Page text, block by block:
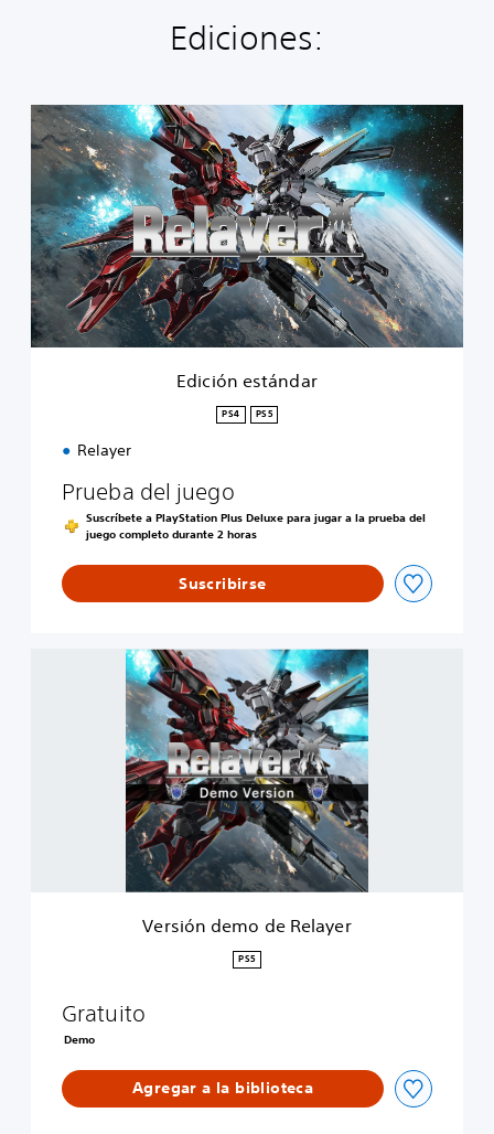
Ediciones:
E
d
ó
n
e
s
t
á
n
Edición estándar
PS4 PS5
Relayer
Prueba del juego
Suscríbete a PlayStation Plus Deluxe para jugar a la prueba del
juego completo durante 2 horas
Suscribirse
Versión demo de Relayer
PS5
Gratuito
Demo
Agregar a la biblioteca